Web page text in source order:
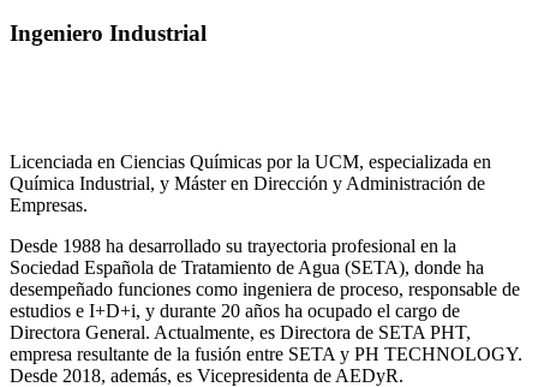
Ingeniero Industrial
Licenciada en Ciencias Químicas por la UCM, especializada en
Química Industrial, y Máster en Dirección y Administración de
Empresas.
Desde 1988 ha desarrollado su trayectoria profesional en la
Sociedad Española de Tratamiento de Agua (SETA), donde ha
desempeñado funciones como ingeniera de proceso, responsable de
estudios e I+D+i, y durante 20 años ha ocupado el cargo de
Directora General. Actualmente, es Directora de SETA PHT,
empresa resultante de la fusión entre SETA y PH TECHNOLOGY.
Desde 2018, además, es Vicepresidenta de AEDyR.